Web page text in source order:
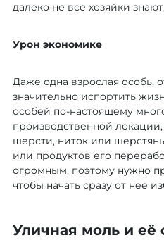
далеко не все хозяйки
Урон экономике
Даже одна взрослая особь,
значительно испортить
особей по-настоящему
производственной
шерсти, ниток или
или продуктов его
огромным, поэтому нужно
чтобы начать сразу от нее
Уличная моль и её